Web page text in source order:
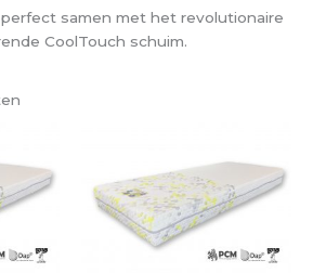
samen met het revolutionaire
CoolTouch schuim.